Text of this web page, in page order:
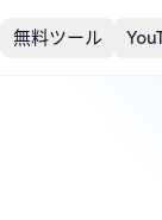
無料ツール